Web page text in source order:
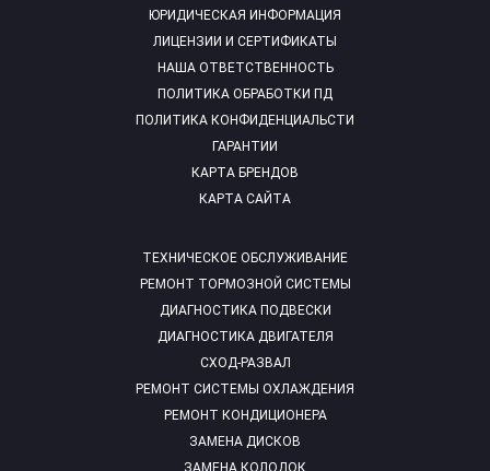
ТЕХНИЧЕСКОЕ ОБСЛУЖИВАНИЕ
РЕМОНТ ТОРМОЗНОЙ СИСТЕМЫ
ДИАГНОСТИКА ПОДВЕСКИ
ДИАГНОСТИКА ДВИГАТЕЛЯ
СХОД-РАЗВАЛ
РЕМОНТ СИСТЕМЫ ОХЛАЖДЕНИЯ
РЕМОНТ КОНДИЦИОНЕРА
ЗАМЕНА ДИСКОВ
ЮРИДИЧЕСКАЯ ИНФОРМАЦИЯ
ЛИЦЕНЗИИ И СЕРТИФИКАТЫ
НАША ОТВЕТСТВЕННОСТЬ
ПОЛИТИКА ОБРАБОТКИ ПД
ПОЛИТИКА КОНФИДЕНЦИАЛЬСТИ
ГАРАНТИИ
КАРТА БРЕНДОВ
КАРТА САЙТА